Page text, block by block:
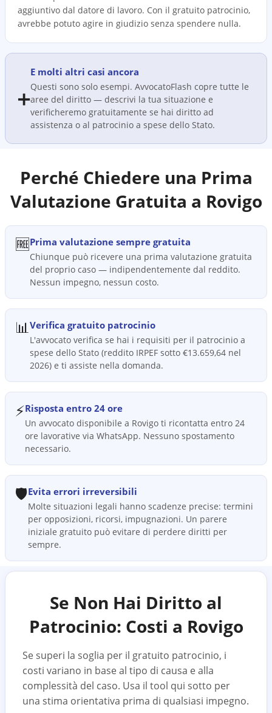
aggiuntivo dal datore di lavoro. Con il gratuito patrocinio,
avrebbe potuto agire in giudizio senza spendere nulla.
➕
E molti altri casi ancora
Questi sono solo esempi. AvvocatoFlash copre tutte le
aree del diritto — descrivi la tua situazione e
verificheremo gratuitamente se hai diritto ad
assistenza o al patrocinio a spese dello Stato.
Perché Chiedere una Prima
Valutazione Gratuita a Rovigo
🆓Prima valutazione sempre gratuita
Chiunque può ricevere una prima valutazione gratuita
del proprio caso — indipendentemente dal reddito.
Nessun impegno, nessun costo.
📊Verifica gratuito patrocinio
L'avvocato verifica se hai i requisiti per il patrocinio a
spese dello Stato (reddito IRPEF sotto €13.659,64 nel
2026) e ti assiste nella domanda.
⚡Risposta entro 24 ore
Un avvocato disponibile a Rovigo ti ricontatta entro 24
ore lavorative via WhatsApp. Nessuno spostamento
necessario.
🛡️Evita errori irreversibili
Molte situazioni legali hanno scadenze precise: termini
per opposizioni, ricorsi, impugnazioni. Un parere
iniziale gratuito può evitare di perdere diritti per
sempre.
Se Non Hai Diritto al
Patrocinio: Costi a Rovigo
Se superi la soglia per il gratuito patrocinio, i
costi variano in base al tipo di causa e alla
complessità del caso. Usa il tool qui sotto per
una stima orientativa prima di qualsiasi impegno.